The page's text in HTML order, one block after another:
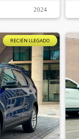
2024
RECIÉN LLEGADO